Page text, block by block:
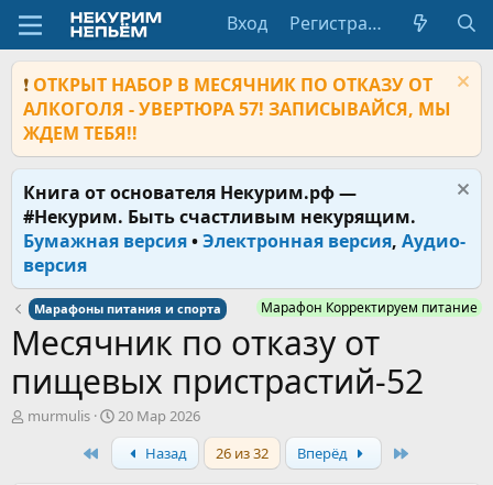
Вход Регистрация
❗ ОТКРЫТ НАБОР В МЕСЯЧНИК ПО ОТКАЗУ ОТ
АЛКОГОЛЯ - УВЕРТЮРА 57! ЗАПИСЫВАЙСЯ, МЫ
ЖДЕМ ТЕБЯ!!
Книга от основателя Некурим.рф —
#Некурим. Быть счастливым некурящим.
Бумажная версия•Электронная версия, Аудио-
версия
Марафоны питания и спорта Марафон Корректируем питание
Месячник по отказу от
пищевых пристрастий-52
А
murmulis
Д
а
а
20 Мар 2026
Назад 26 из 32 Вперёд